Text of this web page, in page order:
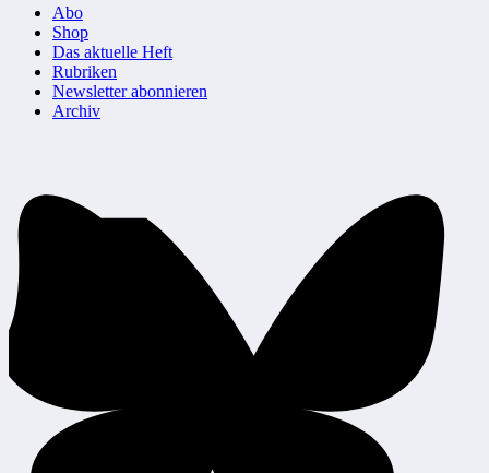
Abo
Shop
Das aktuelle Heft
Rubriken
Newsletter abonnieren
Archiv